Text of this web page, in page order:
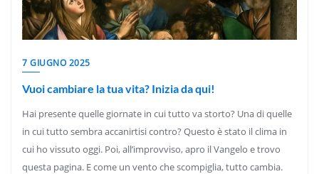
7 GIUGNO 2025
Vuoi cambiare la tua vita? Inizia da qui!
Hai presente quelle giornate in cui tutto va storto? Una di quelle
in cui tutto sembra accanirtisi contro? Questo è stato il clima in
cui ho vissuto oggi. Poi, all’improvviso, apro il Vangelo e trovo
questa pagina. E come un vento che scompiglia, tutto cambia.